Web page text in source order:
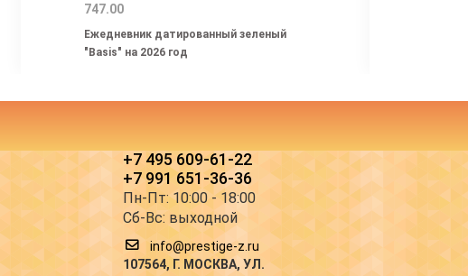
747.00
Ежедневник датированный зеленый
"Basis" на 2026 год
+7 495 609-61-22
+7 991 651-36-36
Пн-Пт: 10:00 - 18:00
Сб-Вс: выходной
info@prestige-z.ru
107564, Г. МОСКВА, УЛ.